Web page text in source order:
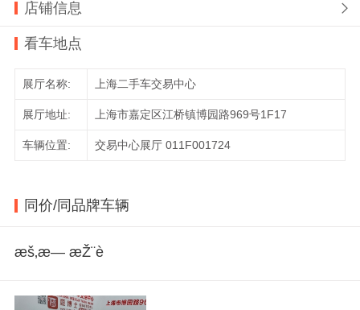
店铺信息 
看车地点
展厅名称: 上海二手车交易中心
展厅地址: 上海市嘉定区江桥镇博园路969号1F17
车辆位置: 交易中心展厅 011F001724
同价/同品牌车辆
æš‚æ— æŽ¨è